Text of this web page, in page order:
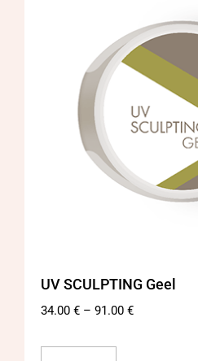
UV SCULPTING Geel
34.00 € – 91.00 €